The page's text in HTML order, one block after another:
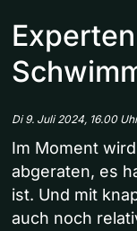
Di 9. Juli 2024, 16.00
Im Moment
abgeraten, es
ist. Und mit
auch noch